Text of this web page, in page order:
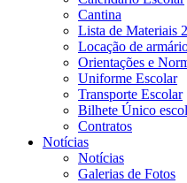
Cantina
Lista de Materiais
Locação de
Orientações e
Uniforme Escolar
Transporte Escolar
Bilhete Único
Contratos
Notícias
Notícias
Galerias de Fotos